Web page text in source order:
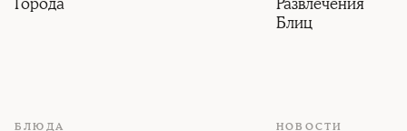
Блиц
БЛЮДА НОВОСТИ